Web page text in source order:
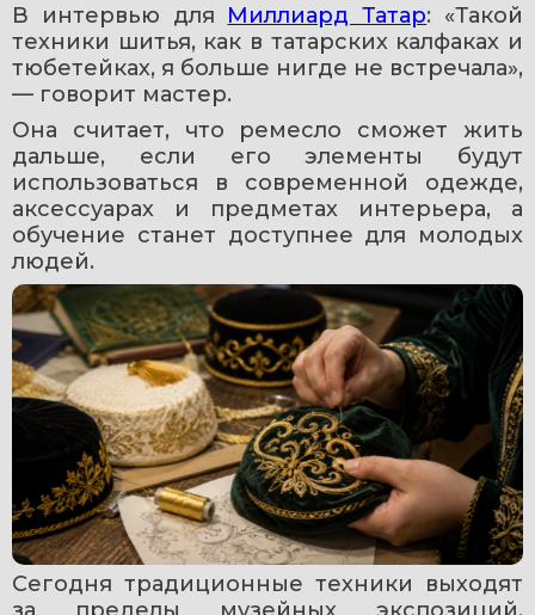
В интервью для Миллиард Татар: «Такой
техники шитья, как в татарских калфаках и
тюбетейках, я больше нигде не встречала»,
— говорит мастер.
Она считает, что ремесло сможет жить
дальше, если его элементы будут
использоваться в современной одежде,
аксессуарах и предметах интерьера, а
обучение станет доступнее для молодых
людей.
Сегодня традиционные техники выходят